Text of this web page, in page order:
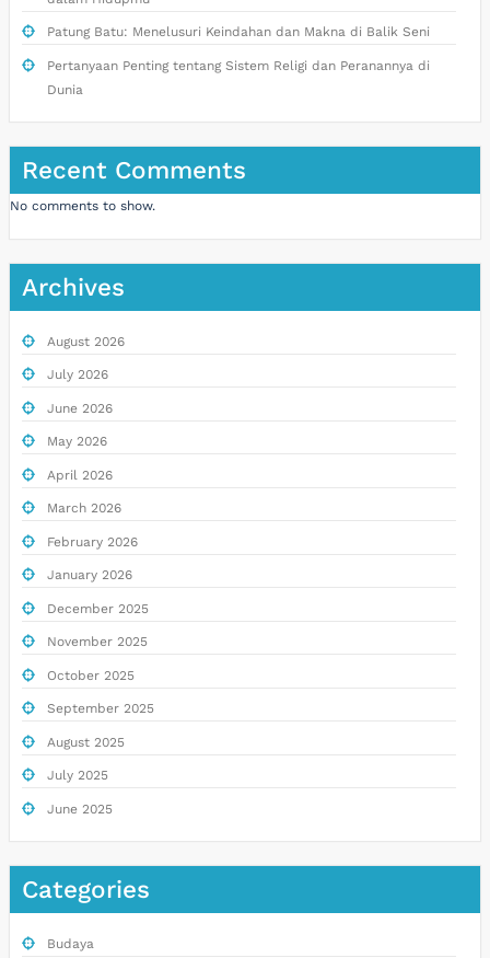
Patung Batu: Menelusuri Keindahan dan Makna di Balik Seni
Pertanyaan Penting tentang Sistem Religi dan Peranannya di
Dunia
Recent Comments
No comments to show.
Archives
August 2026
July 2026
June 2026
May 2026
April 2026
March 2026
February 2026
January 2026
December 2025
November 2025
October 2025
September 2025
August 2025
July 2025
June 2025
Categories
Budaya